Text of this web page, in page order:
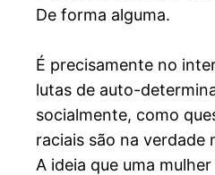
De forma alguma.
É precisamente no
lutas de auto-
socialmente, como
raciais são na verdade
A ideia que uma